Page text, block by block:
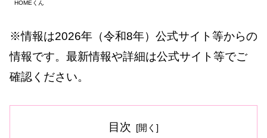
HOMEくん
※情報は2026年（令和8年）公式サイト等からの
情報です。最新情報や詳細は公式サイト等でご
確認ください。
目次